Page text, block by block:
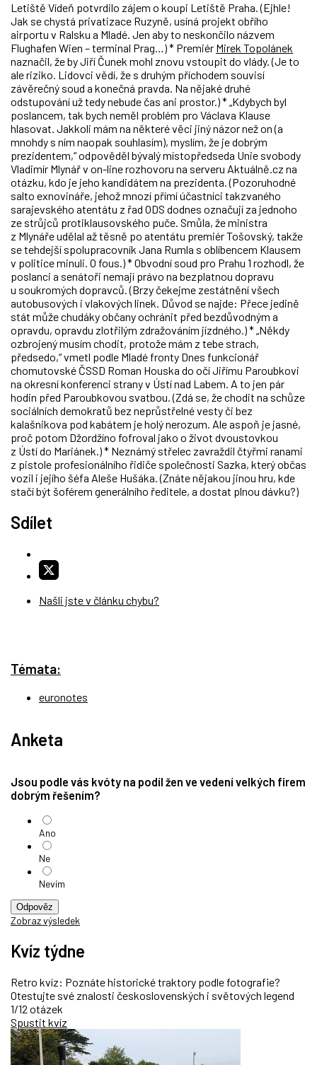
Letiště Vídeň potvrdilo zájem o koupi Letiště Praha. (Ejhle!
Jak se chystá privatizace Ruzyně, usíná projekt obřího
airportu v Ralsku a Mladé. Jen aby to neskončilo názvem
Flughafen Wien – terminal Prag…) * Premiér Mirek Topolánek
naznačil, že by Jiří Čunek mohl znovu vstoupit do vlády. (Je to
ale riziko. Lidovci vědí, že s druhým příchodem souvisí
závěrečný soud a konečná pravda. Na nějaké druhé
odstupování už tedy nebude čas ani prostor.) * „Kdybych byl
poslancem, tak bych neměl problém pro Václava Klause
hlasovat. Jakkoli mám na některé věci jiný názor než on (a
mnohdy s ním naopak souhlasím), myslím, že je dobrým
prezidentem,“ odpověděl bývalý místopředseda Unie svobody
Vladimír Mlynář v on-line rozhovoru na serveru Aktuálně.cz na
otázku, kdo je jeho kandidátem na prezidenta. (Pozoruhodné
salto exnovináře, jehož mnozí přímí účastníci takzvaného
sarajevského atentátu z řad ODS dodnes označují za jednoho
ze strůjců protiklausovského puče. Smůla, že ministra
z Mlynáře udělal až těsně po atentátu premiér Tošovský, takže
se tehdejší spolupracovník Jana Rumla s oblíbencem Klausem
v politice minuli. O fous.) * Obvodní soud pro Prahu 1 rozhodl, že
poslanci a senátoři nemají právo na bezplatnou dopravu
u soukromých dopravců. (Brzy čekejme zestátnění všech
autobusových i vlakových linek. Důvod se najde: Přece jedině
stát může chudáky občany ochránit před bezdůvodným a
opravdu, opravdu zlotřilým zdražováním jízdného.) * „Někdy
ozbrojený musím chodit, protože mám z tebe strach,
předsedo,“ vmetl podle Mladé fronty Dnes funkcionář
chomutovské ČSSD Roman Houska do očí Jiřímu Paroubkovi
na okresní konferenci strany v Ústí nad Labem. A to jen pár
hodin před Paroubkovou svatbou. (Zdá se, že chodit na schůze
sociálních demokratů bez neprůstřelné vesty či bez
kalašnikova pod kabátem je holý nerozum. Ale aspoň je jasné,
proč potom Džordžíno fofroval jako o život dvoustovkou
z Ústí do Mariánek.) * Neznámý střelec zavraždil čtyřmi ranami
z pistole profesionálního řidiče společnosti Sazka, který občas
vozil i jejího šéfa Aleše Hušáka. (Znáte nějakou jinou hru, kde
stačí být šoférem generálního ředitele, a dostat plnou dávku?)
Sdílet
Našli jste v článku chybu?
Témata:
euronotes
Anketa
Jsou podle vás kvóty na podíl žen ve vedení velkých firem
dobrým řešením?
Ano
Ne
Nevím
Odpověz
Zobraz výsledek
Kvíz týdne
Retro kvíz: Poznáte historické traktory podle fotografie?
Otestujte své znalosti československých i světových legend
1/12 otázek
Spustit kvíz